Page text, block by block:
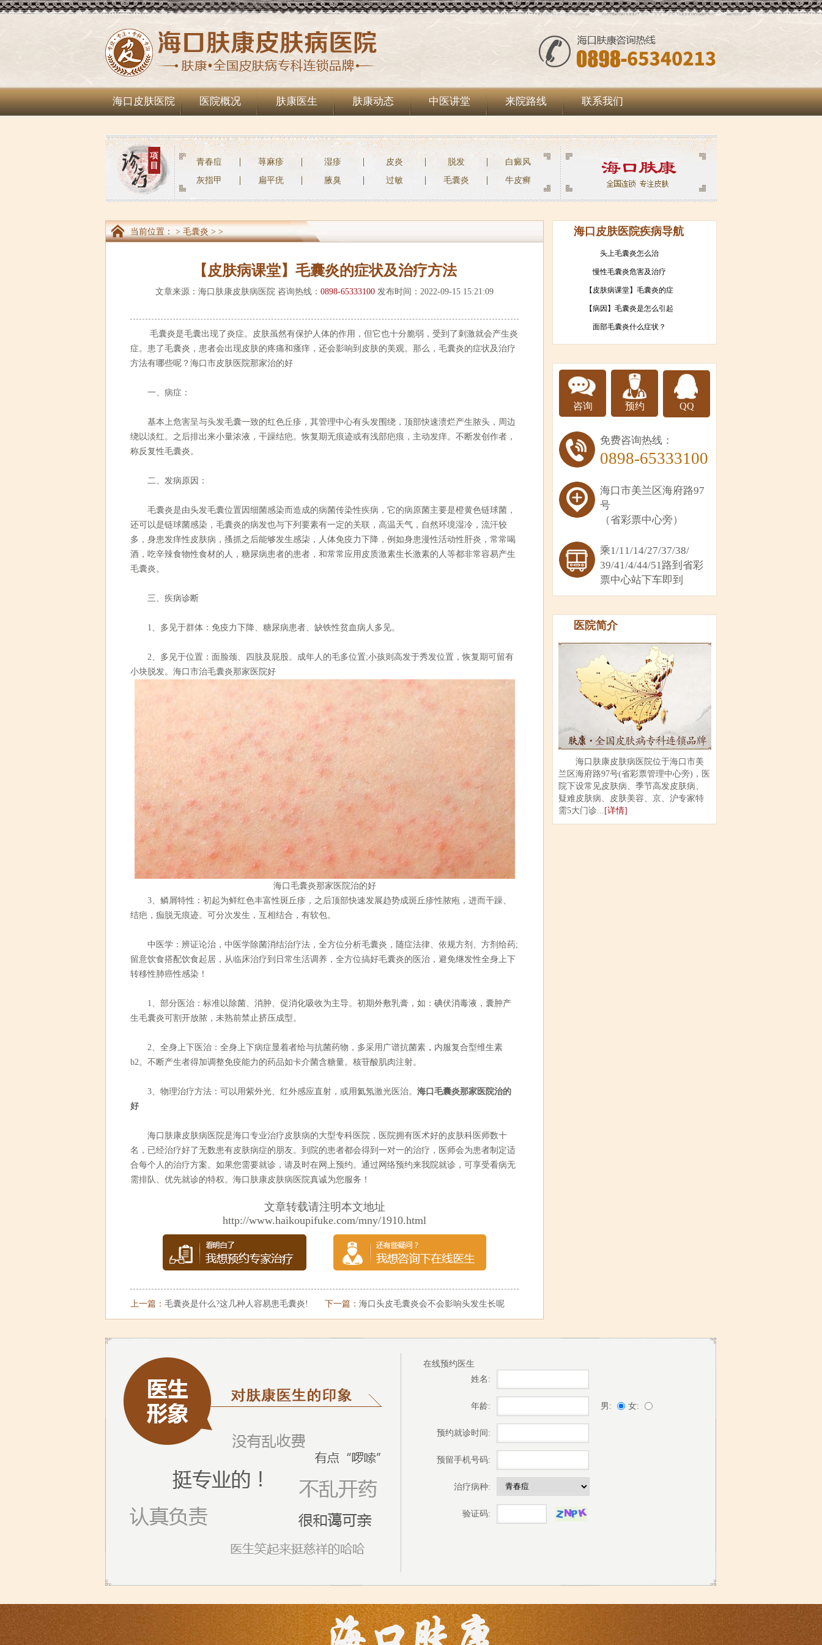
海口皮肤医院 医院概况 肤康医生 肤康动态 中医讲堂 来院路线 联系我们
青春痘 荨麻疹 湿疹 皮炎 脱发
白癜风
灰指甲
扁平疣 腋臭 过敏 毛囊炎 牛皮癣
当前位置： > 毛囊炎 > >
【皮肤病课堂】毛囊炎的症状及治疗方法
文章来源：海口肤康皮肤病医院 咨询热线： 0898-65333100 发布时间：2022-09-15 15:21:09
毛囊炎是毛囊出现了炎症。皮肤虽然有保护人体的作用，但它也十分脆弱，受到了刺激就会产生炎
症。患了毛囊炎，患者会出现皮肤的疼痛和瘙痒，还会影响到皮肤的美观。那么，毛囊炎的症状及治疗
方法有哪些呢？海口市皮肤医院那家治的好
一、病症：
基本上危害呈与头发毛囊一致的红色丘疹，其管理中心有头发围绕，顶部快速溃烂产生脓头，周边
绕以淡红。之后排出来小量浓液，干躁结疤。恢复期无痕迹或有浅部疤痕，主动发痒。不断发创作者，
称反复性毛囊炎。
二、发病原因：
毛囊炎是由头发毛囊位置因细菌感染而造成的病菌传染性疾病，它的病原菌主要是橙黄色链球菌，
还可以是链球菌感染，毛囊炎的病发也与下列要素有一定的关联，高温天气，自然环境湿冷，流汗较
多，身患发痒性皮肤病，搔抓之后能够发生感柒，人体免疫力下降，例如身患漫性活动性肝炎，常常喝
酒，吃辛辣食物性食材的人，糖尿病患者的患者，和常常应用皮质激素生长激素的人等都非常容易产生
毛囊炎。
三、疾病诊断
1、多见于群体：免疫力下降、糖尿病患者、缺铁性贫血病人多见。
2、多见于位置：面脸颈、四肢及屁股。成年人的毛多位置;小孩则高发于秀发位置，恢复期可留有
小块脱发。海口市治毛囊炎那家医院好
海口毛囊炎那家医院治的好
3、鳞屑特性：初起为鲜红色丰富性斑丘疹，之后顶部快速发展趋势成斑丘疹性脓疱，进而干躁、
结疤，痂脱无痕迹。可分次发生，互相结合，有软包。
中医学：辨证论治，中医学除菌消结治疗法，全方位分析毛囊炎，随症法律、依规方剂、方剂给药;
留意饮食搭配饮食起居，从临床治疗到日常生活调养，全方位搞好毛囊炎的医治，避免继发性全身上下
转移性肺癌性感染！
1、部分医治：标准以除菌、消肿、促消化吸收为主导。初期外敷乳膏，如：碘伏消毒液，囊肿产
生毛囊炎可割开放脓，未熟前禁止挤压成型。
2、全身上下医治：全身上下病症显着者给与抗菌药物，多采用广谱抗菌素，内服复合型维生素
b2。不断产生者得加调整免疫能力的药品如卡介菌含糖量。核苷酸肌肉注射。
3、物理治疗方法：可以用紫外光、红外感应直射，或用氦氖激光医治。 海口毛囊炎那家医院治的
好
海口肤康皮肤病医院是海口专业治疗皮肤病的大型专科医院，医院拥有医术好的皮肤科医师数十
名，已经治疗好了无数患有皮肤病症的朋友。到院的患者都会得到一对一的治疗，医师会为患者制定适
合每个人的治疗方案。如果您需要就诊，请及时在网上预约。通过网络预约来我院就诊，可享受看病无
需排队、优先就诊的特权。海口肤康皮肤病医院真诚为您服务！
文章转载请注明本文地址
http://www.haikoupifuke.com/mny/1910.html
上一篇： 毛囊炎是什么?这几种人容易患毛囊炎! 下一篇： 海口头皮毛囊炎会不会影响头发生长呢
海口皮肤医院疾病导航
头上毛囊炎怎么治
慢性毛囊炎危害及治疗
【皮肤病课堂】毛囊炎的症
【病因】毛囊炎是怎么引起
面部毛囊炎什么症状？
咨询 预约 QQ
免费咨询热线：
0898-65333100
海口市美兰区海府路97
号
（省彩票中心旁）
乘1/11/14/27/37/38/
39/41/4/44/51路到省彩
票中心站下车即到
医院简介
海口肤康皮肤病医院位于海口市美
兰区海府路97号(省彩票管理中心旁)，医
院下设常见皮肤病、季节高发皮肤病、
疑难皮肤病、皮肤美容、京、沪专家特
需5大门诊... [详情]
在线预约医生
姓名:
年龄: 男: 女:
预约就诊时间:
预留手机号码:
治疗病种:
验证码: